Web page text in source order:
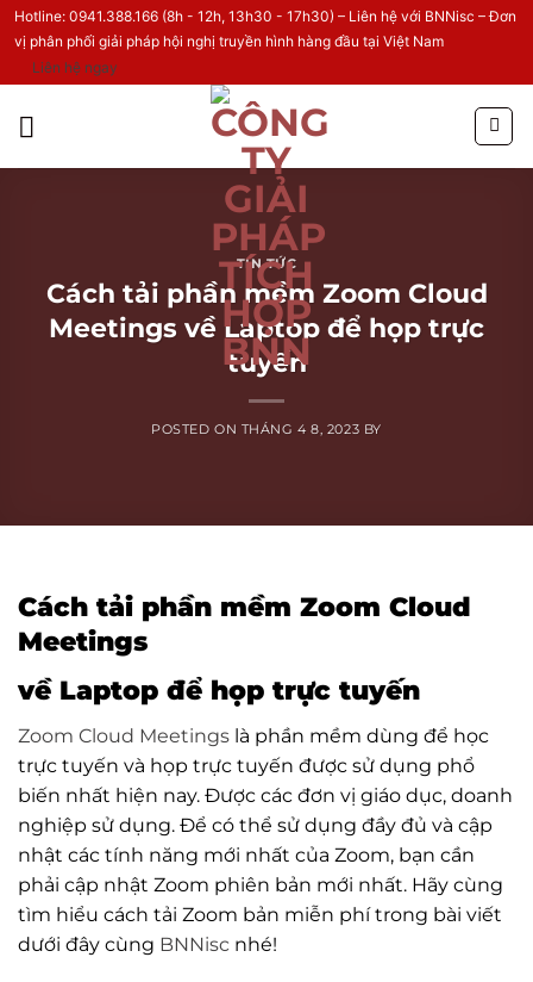
Hotline: 0941.388.166 (8h - 12h, 13h30 - 17h30) – Liên hệ với BNNisc – Đơn
vị phân phối giải pháp hội nghị truyền hình hàng đầu tại Việt Nam
Liên hệ ngay
TIN TỨC
Cách tải phần mềm Zoom Cloud
Meetings về Laptop để họp trực
tuyến
POSTED ON THÁNG 4 8, 2023 BY
Cách tải phần mềm Zoom Cloud
Meetings
về Laptop để họp trực tuyến
Zoom Cloud Meetings là phần mềm dùng để học
trực tuyến và họp trực tuyến được sử dụng phổ
biến nhất hiện nay. Được các đơn vị giáo dục, doanh
nghiệp sử dụng. Để có thể sử dụng đầy đủ và cập
nhật các tính năng mới nhất của Zoom, bạn cần
phải cập nhật Zoom phiên bản mới nhất. Hãy cùng
tìm hiểu cách tải Zoom bản miễn phí trong bài viết
dưới đây cùng BNNisc nhé!